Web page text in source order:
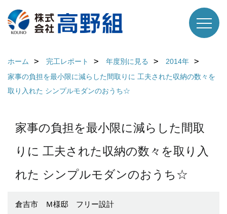
ホーム 完工レポート 年度別に見る
2014年
家事の負担を最小限に減らした間取りに 工夫された収納の数々を
取り入れた シンプルモダンのおうち☆
家事の負担を最小限に減らした間取
りに 工夫された収納の数々を取り入
れた シンプルモダンのおうち☆
倉吉市 Ｍ様邸 フリー設計